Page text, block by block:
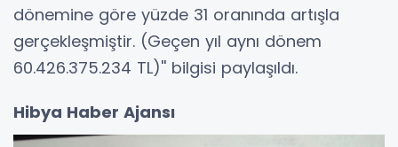
dönemine göre yüzde 31 oranında artışla
gerçekleşmiştir. (Geçen yıl aynı dönem
60.426.375.234 TL)'' bilgisi paylaşıldı.
Hibya Haber Ajansı